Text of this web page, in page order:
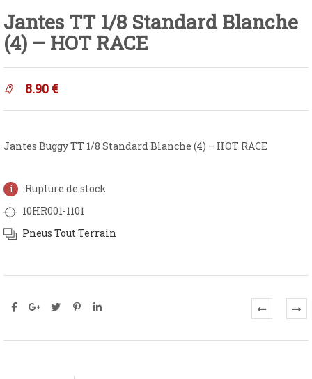
Jantes TT 1/8 Standard Blanche
(4) – HOT RACE
8.90 €
Jantes Buggy TT 1/8 Standard Blanche (4) – HOT RACE
Rupture de stock
10HR001-1101
Pneus Tout Terrain